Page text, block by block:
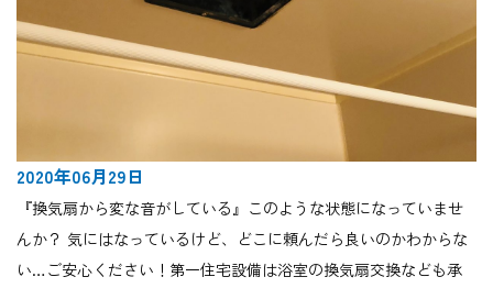
2020年06月29日
『換気扇から変な音がしている』このような状態になっていませ
んか？ 気にはなっているけど、どこに頼んだら良いのかわからな
い…ご安心ください！第一住宅設備は浴室の換気扇交換なども承